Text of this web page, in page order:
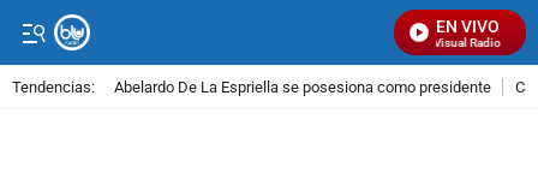
EN VIVO
Señal Visual Radio
Tendencias: Abelardo De La Espriella se posesiona como presidente